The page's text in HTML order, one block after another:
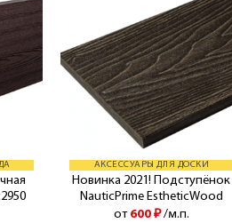
АКСЕССУАРЫ ДЛЯ ДОСКИ
Новинка 2021! Подступёнок
NauticPrime EstheticWood
от 600 ₽ /м.п.